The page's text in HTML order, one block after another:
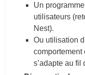
Un
utilisateurs
Nest).
Ou utilisation
comportement
s’adapte au fil